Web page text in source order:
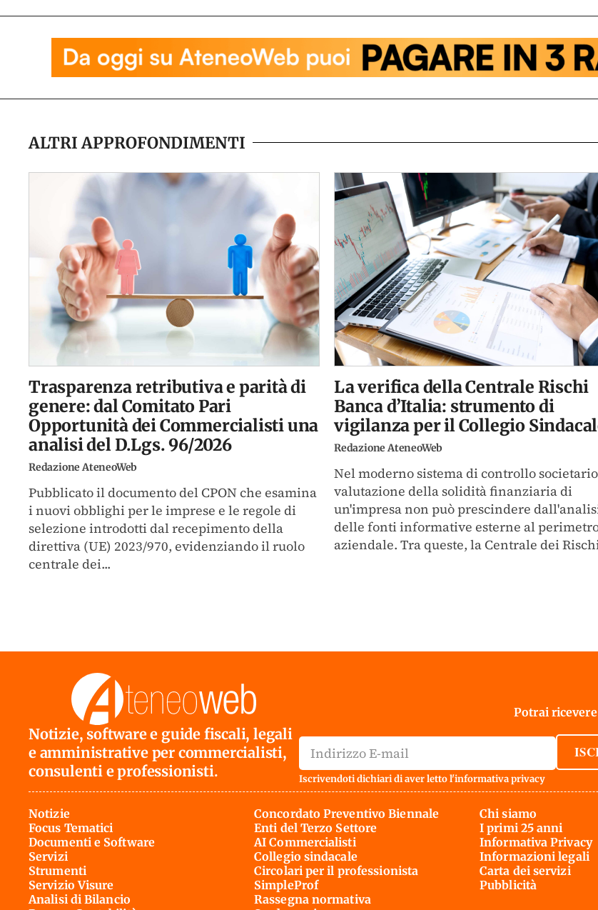
ALTRI APPROFONDIMENTI
Trasparenza retributiva e parità di
genere: dal Comitato Pari
Opportunità dei Commercialisti una
analisi del D.Lgs. 96/2026
Redazione AteneoWeb
Pubblicato il documento del CPON che esamina
i nuovi obblighi per le imprese e le regole di
selezione introdotti dal recepimento della
direttiva (UE) 2023/970, evidenziando il ruolo
centrale dei...
La verifica della Centrale Rischi
Banca d’Italia: strumento di
vigilanza per il Collegio
Redazione AteneoWeb
Nel moderno sistema di controllo
valutazione della solidità finanziaria di
un'impresa non può prescindere
delle fonti informative esterne al
aziendale. Tra queste, la Centrale dei
Notizie, software e guide fiscali, legali
e amministrative per commercialisti,
consulenti e professionisti.
Potrai
Iscrivendoti dichiari di aver letto l'informativa privacy
Notizie
Focus Tematici
Documenti e Software
Servizi
Strumenti
Servizio Visure
Analisi di Bilancio
Concordato Preventivo Biennale
Enti del Terzo Settore
AI Commercialisti
Collegio sindacale
Circolari per il professionista
SimpleProf
Rassegna normativa
Chi siamo
I primi 25 anni
Informativa Privacy
Informazioni legali
Carta dei servizi
Pubblicità